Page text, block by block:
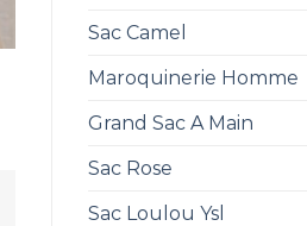
Sac Camel
Maroquinerie Homme
Grand Sac A Main
Sac Rose
Sac Loulou Ysl